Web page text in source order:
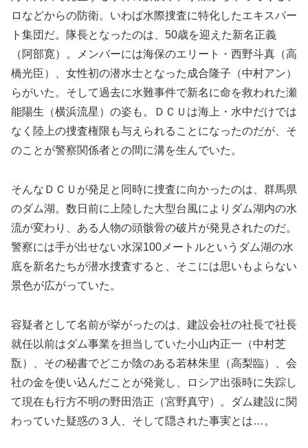
ロなどからの防衛。いわば水際捜査に特化したエキスパー
ト集団だ。隊長となったのは、50歳を迎えた新名正義
（阿部寛）。メンバーには海保のエリート・西野斗真（高
橋光臣）、女性初の潜水士となった成合隆子（中村アン）
らがいた。そして過去に水難事件で新名に命を救われた瀬
能陽生（横浜流星）の姿も。ＤＣＵは海上・水中だけでは
なく陸上の捜査権限も与えられることになったのだが、そ
のことが警察関係者との間に溝を生んでいた。
そんなＤＣＵが発足と同時に捜査に向かったのは、群馬県
のダム湖。数日前に上陸した大型台風によりダム湖内の水
流が変わり、ある人物の頭骸骨の破片が発見されたのだ。
警察には手が出せない水深100メートルというダム湖の水
底を新名たちが潜水捜査すると、そこには思いもよらない
景色が広がっていた。
容疑者として名前が挙がったのは、建設会社の社長で社長
就任以前はダム事業を担当していた小山内正一（中村芝
翫）、その秘書でどこか陰のある若林朱里（高梨臨）、会
社の金を使い込んだことが発覚し、ロシア出張時に失踪し
て現在も行方不明の野田浩正（宮野真守）。ダム建設に関
わっていた疑惑の３人、そして隠された事実とは…。